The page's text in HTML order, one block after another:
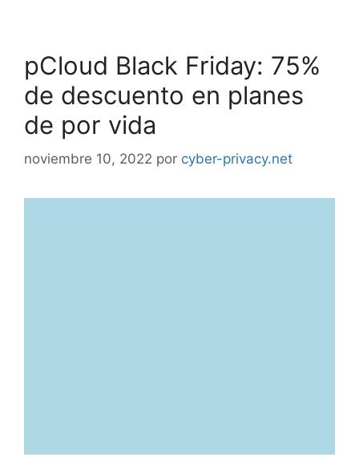
pCloud Black Friday: 75%
de descuento en planes
de por vida
noviembre 10, 2022 por cyber-privacy.net